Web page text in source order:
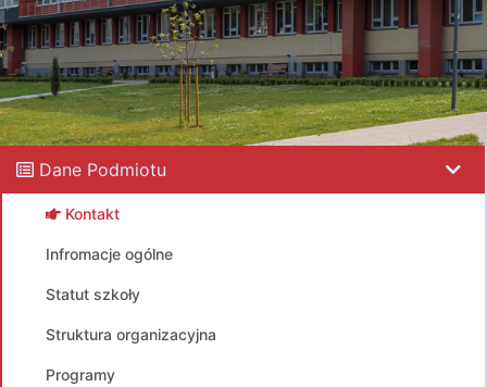
Dane Podmiotu
Kontakt
Infromacje ogólne
Statut szkoły
Struktura organizacyjna
Programy